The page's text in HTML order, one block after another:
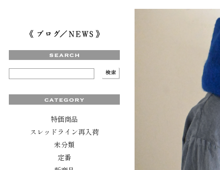
特価商品
スレッドライン再入荷
未分類
定番